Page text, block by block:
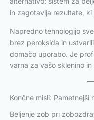
in zagotavlja rezultate,
Napredno tehnologijo
brez peroksida in
domačo uporabo. Je
varna za vašo sklenino in
Končne misli: Pametnejši
Beljenje zob pri